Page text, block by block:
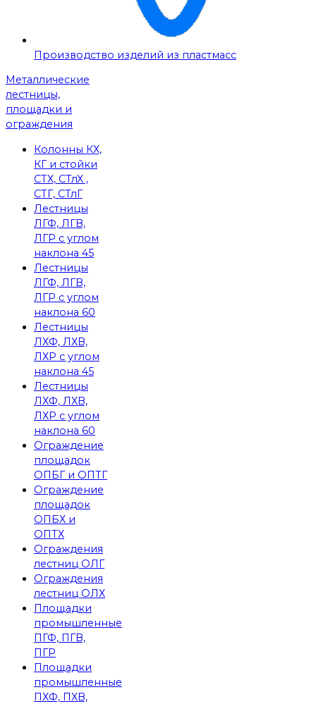
Производство изделий из пластмасс
Металлические
лестницы,
площадки и
ограждения
Колонны КХ,
КГ и стойки
СТХ, СТлХ ,
СТГ, СТлГ
Лестницы
ЛГФ, ЛГВ,
ЛГР с углом
наклона 45
Лестницы
ЛГФ, ЛГВ,
ЛГР с углом
наклона 60
Лестницы
ЛХФ, ЛХВ,
ЛХР с углом
наклона 45
Лестницы
ЛХФ, ЛХВ,
ЛХР с углом
наклона 60
Ограждение
площадок
ОПБГ и ОПТГ
Ограждение
площадок
ОПБХ и
ОПТХ
Ограждения
лестниц ОЛГ
Ограждения
лестниц ОЛХ
Площадки
промышленные
ПГФ, ПГВ,
ПГР
Площадки
промышленные
ПХФ, ПХВ,